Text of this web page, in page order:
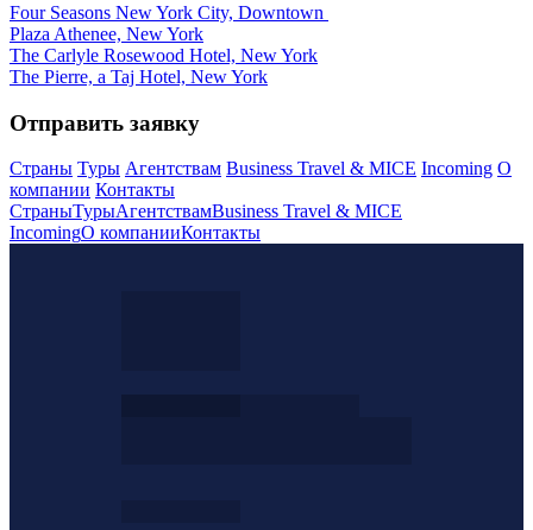
Four Seasons New York City, Downtown
Plaza Athenee, New York
The Carlyle Rosewood Hotel, New York
The Pierre, a Taj Hotel, New York
Отправить заявку
Страны Туры Агентствам Business Travel & MICE Incoming О
компании Контакты
СтраныТурыАгентствамBusiness Travel & MICE
IncomingО компанииКонтакты